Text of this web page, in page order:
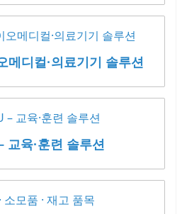
메디컬·의료기기 솔루션
교육·훈련 솔루션